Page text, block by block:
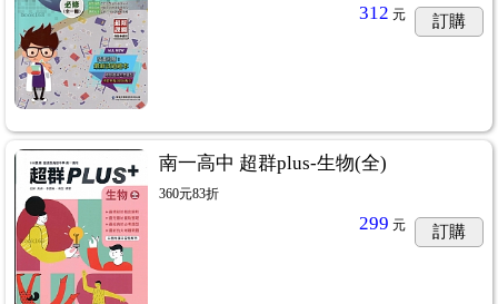
312 元 訂購
南一高中 超群plus-生物(全)
360元83折
299 元 訂購